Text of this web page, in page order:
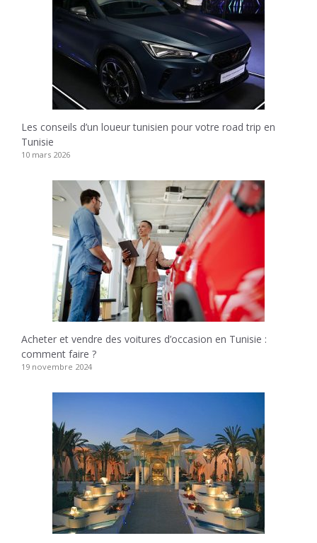
Les conseils d’un loueur tunisien pour votre road trip en
Tunisie
10 mars 2026
Acheter et vendre des voitures d’occasion en Tunisie :
comment faire ?
19 novembre 2024